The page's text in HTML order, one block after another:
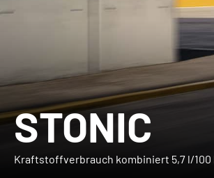
STONIC
Kraftstoffverbrauch kombiniert 5,7 l/100